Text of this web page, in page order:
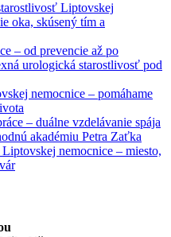
Liptovskej
oka, skúsený tím a
– od prevencie až po
urologická starostlivosť pod
nemocnice – pomáhame
– duálne vzdelávanie spája
akadémiu Petra Zaťka
nemocnice – miesto,